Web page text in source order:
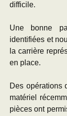
difficile.
Une bonne
identifiées et
la carrière
en place.
Des opérations
matériel
pièces ont